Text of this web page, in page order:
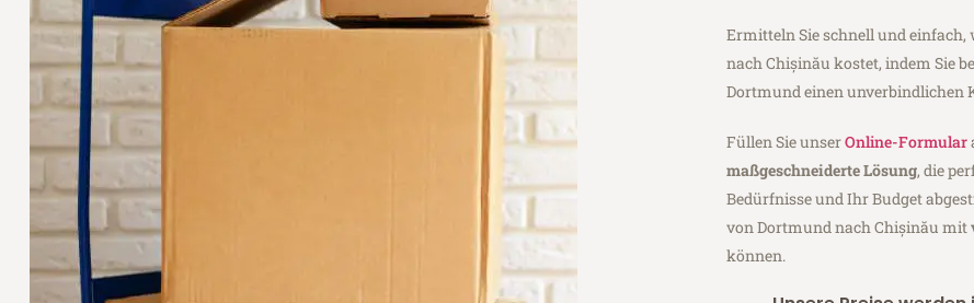
Ermitteln Sie schnell und
nach Chișinău kostet, indem Sie
Dortmund einen unverbindlichen
Füllen Sie unserOnline-Formular
maßgeschneiderte Lösung, die
Bedürfnisse und Ihr Budget
von Dortmund nach Chișinău mit
können.